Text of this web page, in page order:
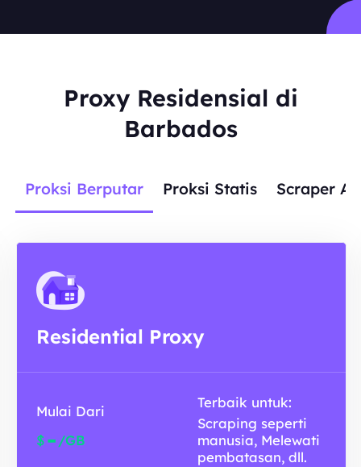
Proxy Residensial di
Barbados
Proksi Berputar Proksi Statis Scraper
Residential Proxy
Mulai Dari
$- /GB
Terbaik untuk:
Scraping seperti
manusia, Melewati
pembatasan, dll.